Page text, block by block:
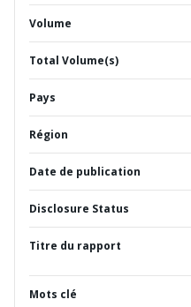
Volume
Total Volume(s)
Pays
Région
Date de publication
Disclosure Status
Titre du rapport
Mots clé